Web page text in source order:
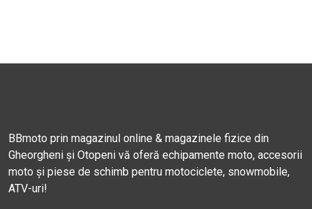
BBmoto prin magazinul online & magazinele fizice din
Gheorgheni și Otopeni vă oferă echipamente moto, accesorii
moto și piese de schimb pentru motociclete, snowmobile,
ATV-uri!